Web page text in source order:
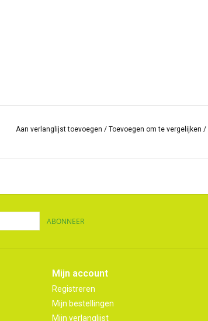
Aan verlanglijst toevoegen /Toevoegen om te vergelijken /
ABONNEER
Mijn account
Registreren
Mijn bestellingen
Mijn verlanglijst